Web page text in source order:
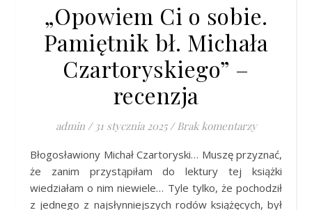
„Opowiem Ci o sobie.
Pamiętnik bł. Michała
Czartoryskiego” –
recenzja
admin / 31 stycznia 2025 / Brak komentarzy
Błogosławiony Michał Czartoryski… Muszę przyznać,
że zanim przystąpiłam do lektury tej książki
wiedziałam o nim niewiele… Tyle tylko, że pochodził
z jednego z najsłynniejszych rodów książęcych, był